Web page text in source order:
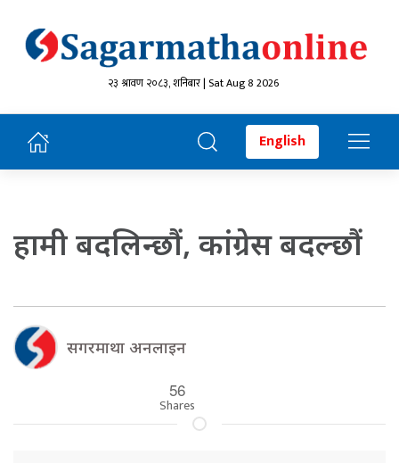
२३ श्रावण २०८३, शनिबार | Sat Aug 8 2026
English
हामी बदलिन्छौं, कांग्रेस बदल्छौं
सगरमाथा अनलाइन
56
Shares